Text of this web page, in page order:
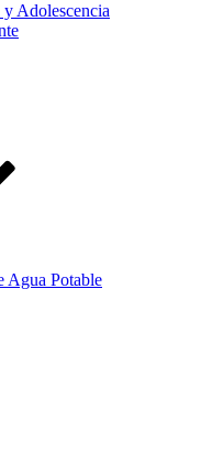
Adolescencia
Agua Potable